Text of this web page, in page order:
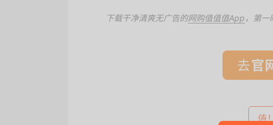
下载干净清爽无广告的网购值值值App ，第一
去
值